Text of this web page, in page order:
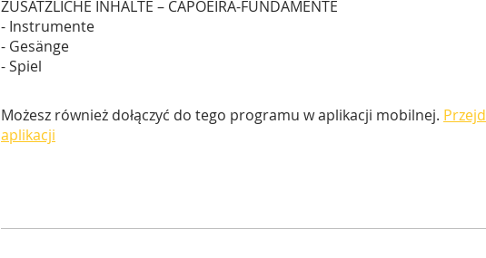
ZUSÄTZLICHE INHALTE – CAPOEIRA-FUNDAMENTE
- Instrumente
- Gesänge
- Spiel
Możesz również dołączyć do tego programu w aplikacji mobilnej.
aplikacji